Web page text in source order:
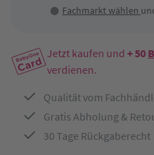
Fachmarkt wählen
Jetzt kaufen und + 50
verdienen.
Qualität vom
Gratis Abholung &
30 Tage Rückgaberecht